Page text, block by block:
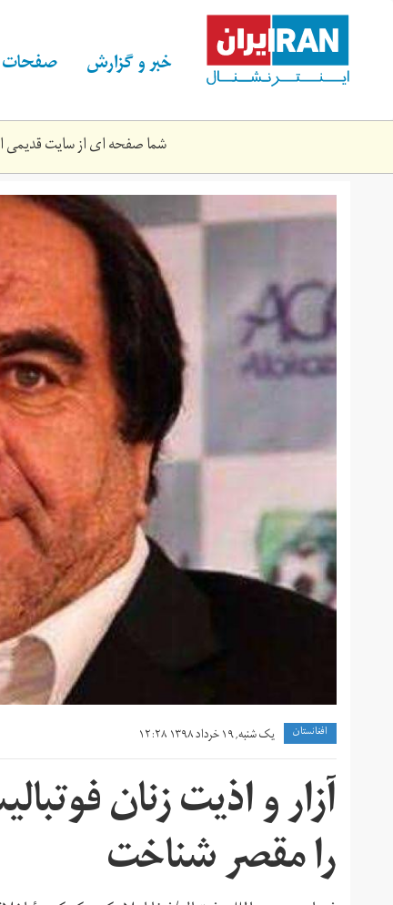
content خبر و گزارش صفحات
شما صفحه ای از سایت قدیمی
fgnstn.jpg
افغانستان یک شنبه, ۱۹ خرداد ۱۳۹۸ ۱۲:۲۸
آزار و اذیت زنان
را مقصر شناخت